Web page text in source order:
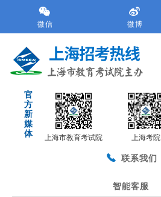
到
微信 微博
官
方
新
媒
体
上海市教育考试院 上海考院
联系我们
智能客服